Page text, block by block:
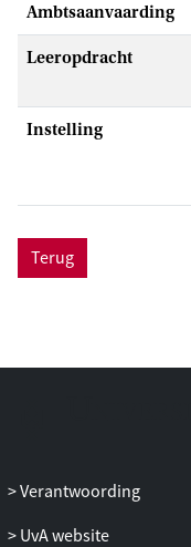
Ambtsaanvaarding
Leeropdracht
Instelling
Terug
Verantwoording
UvA website